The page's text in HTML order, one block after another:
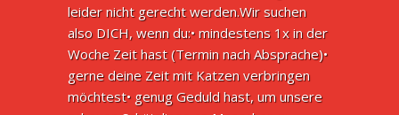
leider nicht gerecht werden.Wir suchen
also DICH, wenn du:• mindestens 1x in der
Woche Zeit hast (Termin nach Absprache)•
gerne deine Zeit mit Katzen verbringen
möchtest• genug Geduld hast, um unsere